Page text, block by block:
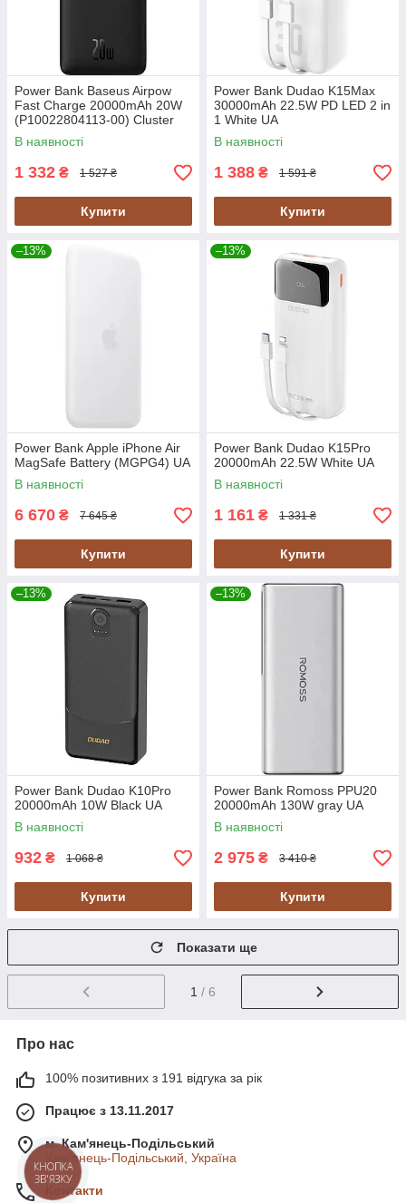
Power Bank Baseus Airpow
Fast Charge 20000mAh 20W
(P10022804113-00) Cluster
Black UA
В наявності
1 332 ₴ 1 527 ₴
Купити
Power Bank Dudao K15Max
30000mAh 22.5W PD LED 2 in
1 White UA
В наявності
1 388 ₴ 1 591 ₴
Купити
–13%
Power Bank Apple iPhone Air
MagSafe Battery (MGPG4) UA
В наявності
6 670 ₴ 7 645 ₴
Купити
–13%
Power Bank Dudao K15Pro
20000mAh 22.5W White UA
В наявності
1 161 ₴ 1 331 ₴
Купити
–13%
Power Bank Dudao K10Pro
20000mAh 10W Black UA
В наявності
932 ₴ 1 068 ₴
Купити
–13%
Power Bank Romoss PPU20
20000mAh 130W gray UA
В наявності
2 975 ₴ 3 410 ₴
Купити
Показати ще
1 / 6
Про нас
100% позитивних з 191 відгука за рік
Працює з 13.11.2017
м. Кам'янець-Подільський
Кам'янець-Подільський, Україна
Контакти
КНОПКА
ЗВ'ЯЗКУ